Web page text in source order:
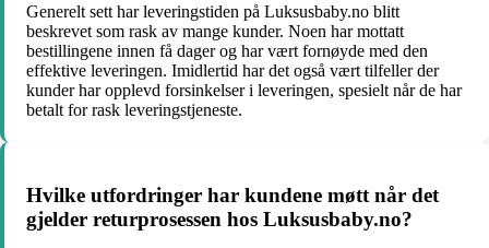
Generelt sett har leveringstiden på Luksusbaby.no blitt
beskrevet som rask av mange kunder. Noen har mottatt
bestillingene innen få dager og har vært fornøyde med den
effektive leveringen. Imidlertid har det også vært tilfeller der
kunder har opplevd forsinkelser i leveringen, spesielt når de har
betalt for rask leveringstjeneste.
Hvilke utfordringer har kundene møtt når det
gjelder returprosessen hos Luksusbaby.no?